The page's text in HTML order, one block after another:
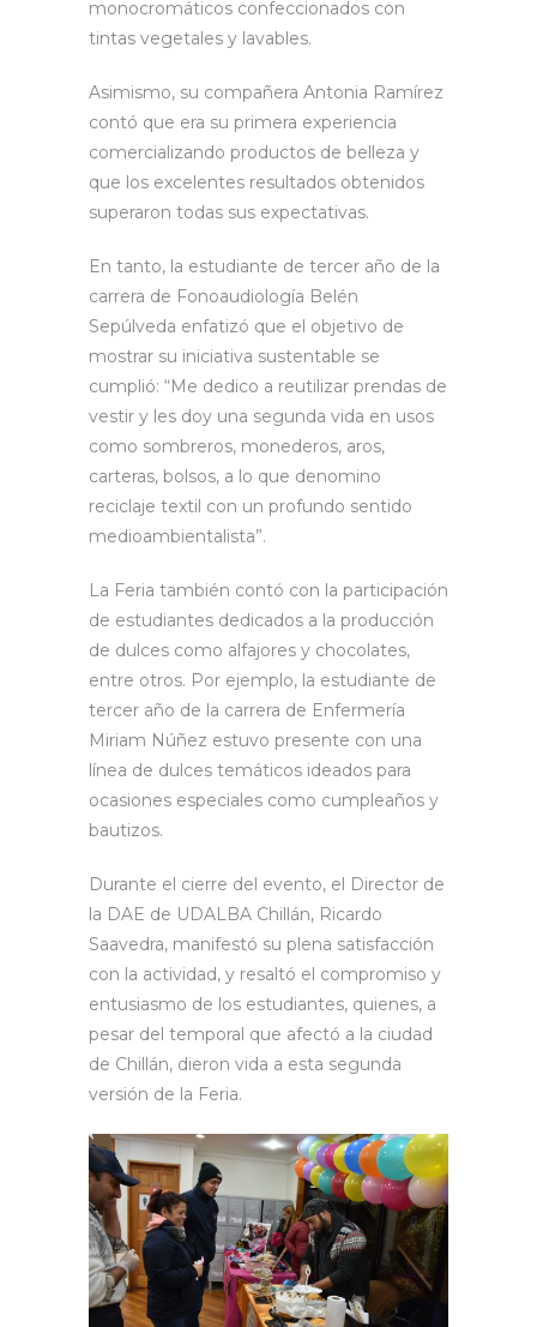
monocromáticos confeccionados con
tintas vegetales y lavables.
Asimismo, su compañera Antonia Ramírez
contó que era su primera experiencia
comercializando productos de belleza y
que los excelentes resultados obtenidos
superaron todas sus expectativas.
En tanto, la estudiante de tercer año de la
carrera de Fonoaudiología Belén
Sepúlveda enfatizó que el objetivo de
mostrar su iniciativa sustentable se
cumplió: “Me dedico a reutilizar prendas de
vestir y les doy una segunda vida en usos
como sombreros, monederos, aros,
carteras, bolsos, a lo que denomino
reciclaje textil con un profundo sentido
medioambientalista”.
La Feria también contó con la participación
de estudiantes dedicados a la producción
de dulces como alfajores y chocolates,
entre otros. Por ejemplo, la estudiante de
tercer año de la carrera de Enfermería
Miriam Núñez estuvo presente con una
línea de dulces temáticos ideados para
ocasiones especiales como cumpleaños y
bautizos.
Durante el cierre del evento, el Director de
la DAE de UDALBA Chillán, Ricardo
Saavedra, manifestó su plena satisfacción
con la actividad, y resaltó el compromiso y
entusiasmo de los estudiantes, quienes, a
pesar del temporal que afectó a la ciudad
de Chillán, dieron vida a esta segunda
versión de la Feria.